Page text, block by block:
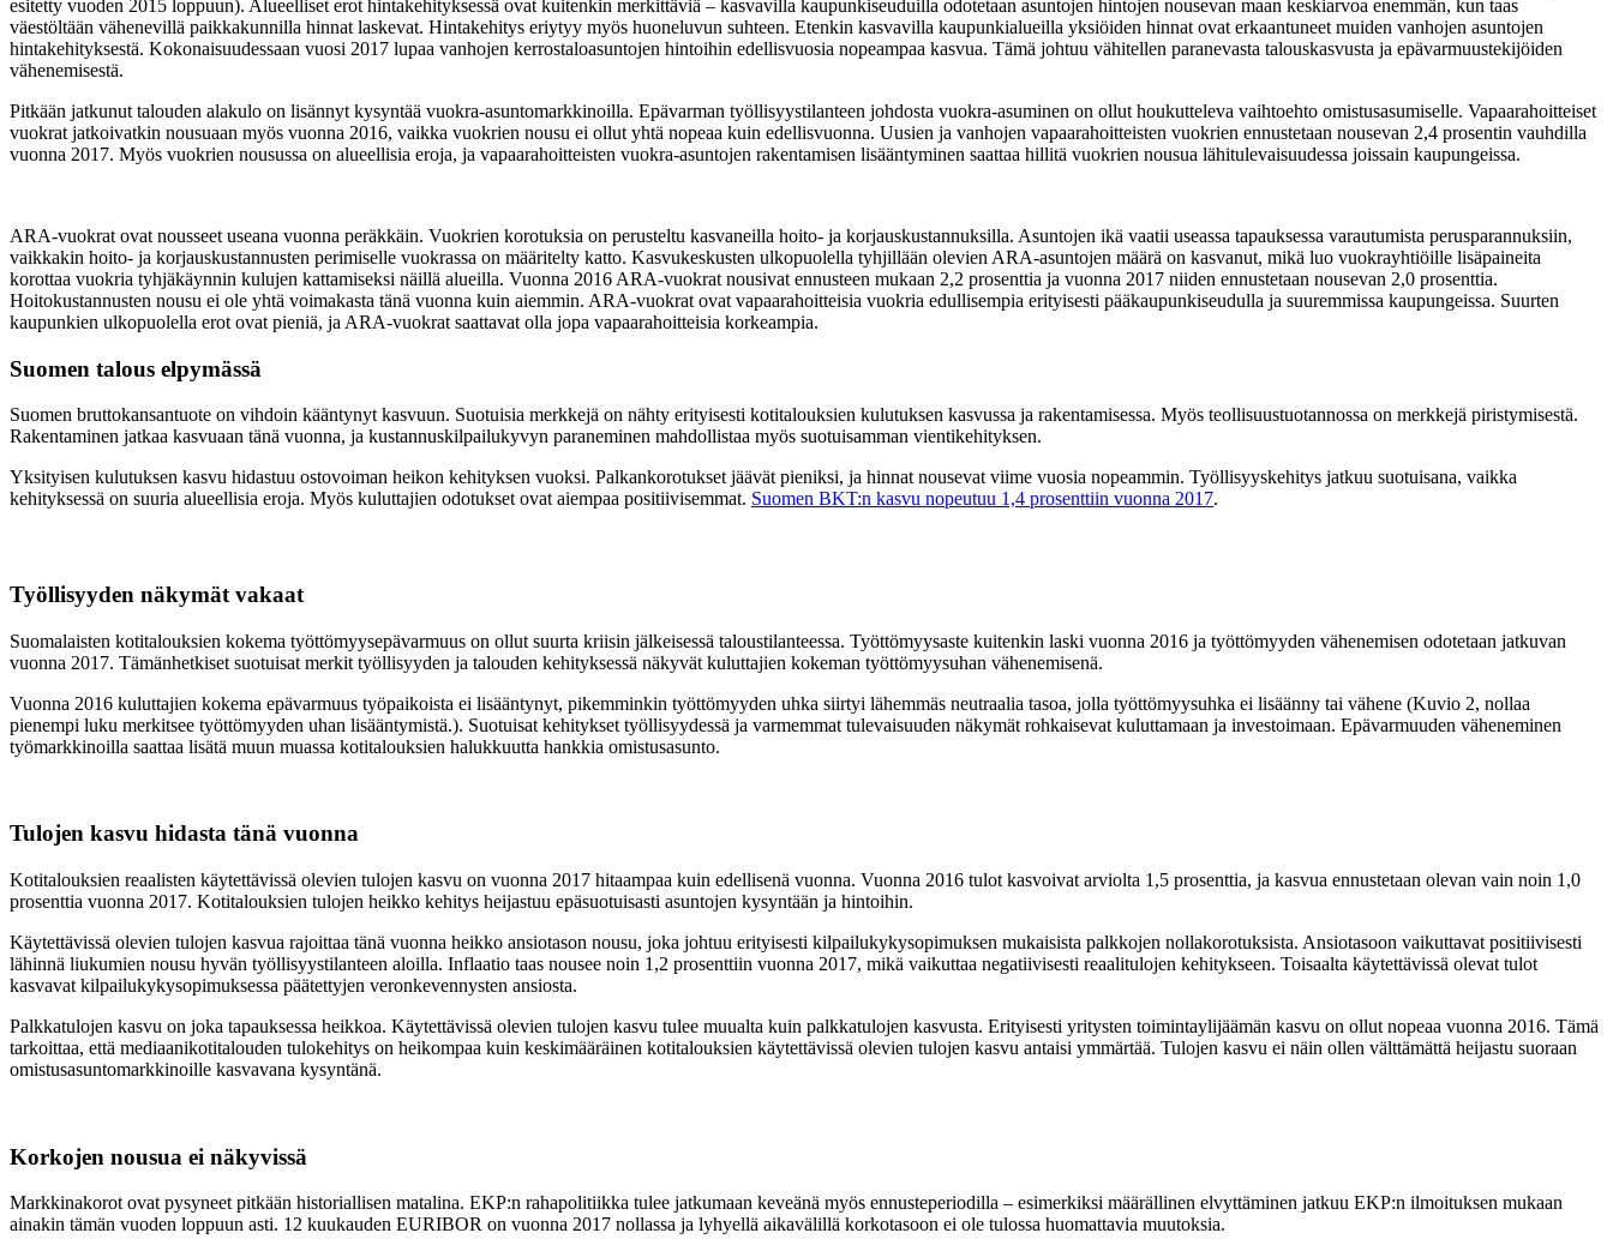
esitetty vuoden 2015 loppuun). Alueelliset erot hintakehityksessä ovat kuitenkin merkittäviä – kasvavilla kaupunkiseuduilla odotetaan asuntojen hintojen nousevan maan keskiarvoa enemmän, kun taas
väestöltään vähenevillä paikkakunnilla hinnat laskevat. Hintakehitys eriytyy myös huoneluvun suhteen. Etenkin kasvavilla kaupunkialueilla yksiöiden hinnat ovat erkaantuneet muiden vanhojen asuntojen
hintakehityksestä. Kokonaisuudessaan vuosi 2017 lupaa vanhojen kerrostaloasuntojen hintoihin edellisvuosia nopeampaa kasvua. Tämä johtuu vähitellen paranevasta talouskasvusta ja epävarmuustekijöiden
vähenemisestä.
Pitkään jatkunut talouden alakulo on lisännyt kysyntää vuokra-asuntomarkkinoilla. Epävarman työllisyystilanteen johdosta vuokra-asuminen on ollut houkutteleva vaihtoehto omistusasumiselle. Vapaarahoitteiset
vuokrat jatkoivatkin nousuaan myös vuonna 2016, vaikka vuokrien nousu ei ollut yhtä nopeaa kuin edellisvuonna. Uusien ja vanhojen vapaarahoitteisten vuokrien ennustetaan nousevan 2,4 prosentin vauhdilla
vuonna 2017. Myös vuokrien nousussa on alueellisia eroja, ja vapaarahoitteisten vuokra-asuntojen rakentamisen lisääntyminen saattaa hillitä vuokrien nousua lähitulevaisuudessa joissain kaupungeissa.
ARA-vuokrat ovat nousseet useana vuonna peräkkäin. Vuokrien korotuksia on perusteltu kasvaneilla hoito- ja korjauskustannuksilla. Asuntojen ikä vaatii useassa tapauksessa varautumista perusparannuksiin,
vaikkakin hoito- ja korjauskustannusten perimiselle vuokrassa on määritelty katto. Kasvukeskusten ulkopuolella tyhjillään olevien ARA-asuntojen määrä on kasvanut, mikä luo vuokrayhtiöille lisäpaineita
korottaa vuokria tyhjäkäynnin kulujen kattamiseksi näillä alueilla. Vuonna 2016 ARA-vuokrat nousivat ennusteen mukaan 2,2 prosenttia ja vuonna 2017 niiden ennustetaan nousevan 2,0 prosenttia.
Hoitokustannusten nousu ei ole yhtä voimakasta tänä vuonna kuin aiemmin. ARA-vuokrat ovat vapaarahoitteisia vuokria edullisempia erityisesti pääkaupunkiseudulla ja suuremmissa kaupungeissa. Suurten
kaupunkien ulkopuolella erot ovat pieniä, ja ARA-vuokrat saattavat olla jopa vapaarahoitteisia korkeampia.
Suomen talous elpymässä
Suomen bruttokansantuote on vihdoin kääntynyt kasvuun. Suotuisia merkkejä on nähty erityisesti kotitalouksien kulutuksen kasvussa ja rakentamisessa. Myös teollisuustuotannossa on merkkejä piristymisestä.
Rakentaminen jatkaa kasvuaan tänä vuonna, ja kustannuskilpailukyvyn paraneminen mahdollistaa myös suotuisamman vientikehityksen.
Yksityisen kulutuksen kasvu hidastuu ostovoiman heikon kehityksen vuoksi. Palkankorotukset jäävät pieniksi, ja hinnat nousevat viime vuosia nopeammin. Työllisyyskehitys jatkuu suotuisana, vaikka
kehityksessä on suuria alueellisia eroja. Myös kuluttajien odotukset ovat aiempaa positiivisemmat. Suomen BKT:n kasvu nopeutuu 1,4 prosenttiin vuonna 2017.
Työllisyyden näkymät vakaat
Suomalaisten kotitalouksien kokema työttömyysepävarmuus on ollut suurta kriisin jälkeisessä taloustilanteessa. Työttömyysaste kuitenkin laski vuonna 2016 ja työttömyyden vähenemisen odotetaan jatkuvan
vuonna 2017. Tämänhetkiset suotuisat merkit työllisyyden ja talouden kehityksessä näkyvät kuluttajien kokeman työttömyysuhan vähenemisenä.
Vuonna 2016 kuluttajien kokema epävarmuus työpaikoista ei lisääntynyt, pikemminkin työttömyyden uhka siirtyi lähemmäs neutraalia tasoa, jolla työttömyysuhka ei lisäänny tai vähene (Kuvio 2, nollaa
pienempi luku merkitsee työttömyyden uhan lisääntymistä.). Suotuisat kehitykset työllisyydessä ja varmemmat tulevaisuuden näkymät rohkaisevat kuluttamaan ja investoimaan. Epävarmuuden väheneminen
työmarkkinoilla saattaa lisätä muun muassa kotitalouksien halukkuutta hankkia omistusasunto.
Tulojen kasvu hidasta tänä vuonna
Kotitalouksien reaalisten käytettävissä olevien tulojen kasvu on vuonna 2017 hitaampaa kuin edellisenä vuonna. Vuonna 2016 tulot kasvoivat arviolta 1,5 prosenttia, ja kasvua ennustetaan olevan vain noin 1,0
prosenttia vuonna 2017. Kotitalouksien tulojen heikko kehitys heijastuu epäsuotuisasti asuntojen kysyntään ja hintoihin.
Käytettävissä olevien tulojen kasvua rajoittaa tänä vuonna heikko ansiotason nousu, joka johtuu erityisesti kilpailukykysopimuksen mukaisista palkkojen nollakorotuksista. Ansiotasoon vaikuttavat positiivisesti
lähinnä liukumien nousu hyvän työllisyystilanteen aloilla. Inflaatio taas nousee noin 1,2 prosenttiin vuonna 2017, mikä vaikuttaa negatiivisesti reaalitulojen kehitykseen. Toisaalta käytettävissä olevat tulot
kasvavat kilpailukykysopimuksessa päätettyjen veronkevennysten ansiosta.
Palkkatulojen kasvu on joka tapauksessa heikkoa. Käytettävissä olevien tulojen kasvu tulee muualta kuin palkkatulojen kasvusta. Erityisesti yritysten toimintaylijäämän kasvu on ollut nopeaa vuonna 2016. Tämä
tarkoittaa, että mediaanikotitalouden tulokehitys on heikompaa kuin keskimääräinen kotitalouksien käytettävissä olevien tulojen kasvu antaisi ymmärtää. Tulojen kasvu ei näin ollen välttämättä heijastu suoraan
omistusasuntomarkkinoille kasvavana kysyntänä.
Korkojen nousua ei näkyvissä
Markkinakorot ovat pysyneet pitkään historiallisen matalina. EKP:n rahapolitiikka tulee jatkumaan keveänä myös ennusteperiodilla – esimerkiksi määrällinen elvyttäminen jatkuu EKP:n ilmoituksen mukaan
ainakin tämän vuoden loppuun asti. 12 kuukauden EURIBOR on vuonna 2017 nollassa ja lyhyellä aikavälillä korkotasoon ei ole tulossa huomattavia muutoksia.